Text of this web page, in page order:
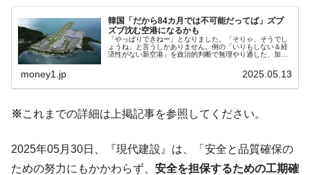
『韓国銀行』が「金の保有量を増やしま
す」⇒「金を経由するドル入手」手段ではないのか？
『Money1』
韓国･外為取引量「1日当たり1,214.4億ド
ル」まで拡大 ⇒ 海外資金の動きに強く左右される状態
『Money1』
韓国･帰ってきた李在明。李在明を支持しな
い「50.5％」に上昇
た ⇒ 国家が行った恐るべき株価操作であり、空前の国政壟
韓国「だから84カ月では不可能だってば」ズブ
ズブ沈む空港になるかも
「やっぱりできねー」となりました。「そりゃ、そうでし
ょうね」と言うしかありません。例の「いりもしない＆経
済性がない新空港」を政治的判断で無理やり通した、加徳
money1.jp 2025.05.13
※これまでの詳細は上掲記事を参照してください。
2025年05月30日、『現代建設』は、「安全と品質確保の
ための努力にもかかわらず、 安全を担保するための工期確